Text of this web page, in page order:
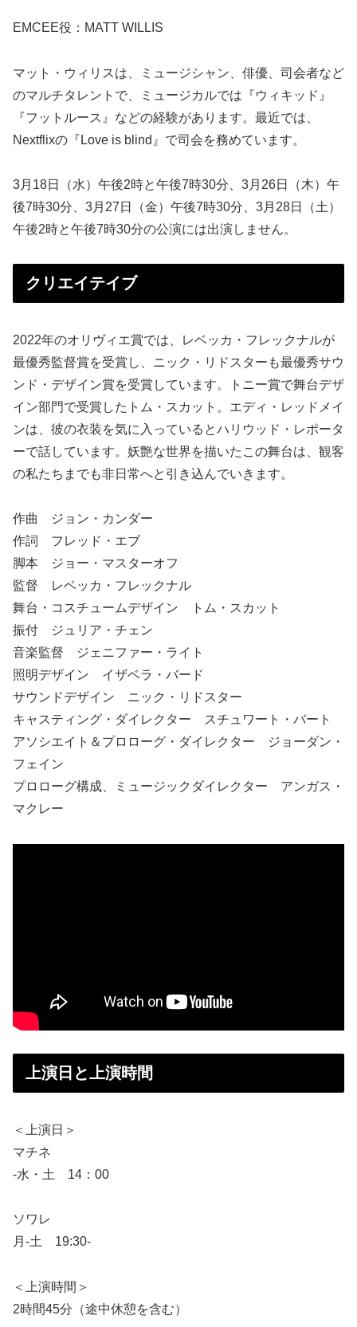
EMCEE役：MATT WILLIS
マット・ウィリスは、ミュージシャン、俳優、司会者など
のマルチタレントで、ミュージカルでは『ウィキッド』
『フットルース』などの経験があります。最近では、
Nextflixの『Love is blind』で司会を務めています。
3月18日（水）午後2時と午後7時30分、3月26日（木）午
後7時30分、3月27日（金）午後7時30分、3月28日（土）
午後2時と午後7時30分の公演には出演しません。
クリエイテイブ
2022年のオリヴィエ賞では、レベッカ・フレックナルが
最優秀監督賞を受賞し、ニック・リドスターも最優秀サウ
ンド・デザイン賞を受賞しています。トニー賞で舞台デザ
イン部門で受賞したトム・スカット。エディ・レッドメイ
ンは、彼の衣装を気に入っているとハリウッド・レポータ
ーで話しています。妖艶な世界を描いたこの舞台は、観客
の私たちまでも非日常へと引き込んでいきます。
作曲 ジョン・カンダー
作詞 フレッド・エブ
脚本 ジョー・マスターオフ
監督 レベッカ・フレックナル
舞台・コスチュームデザイン トム・スカット
振付 ジュリア・チェン
音楽監督 ジェニファー・ライト
照明デザイン イザベラ・バード
サウンドデザイン ニック・リドスター
キャスティング・ダイレクター スチュワート・バート
アソシエイト＆プロローグ・ダイレクター ジョーダン・
フェイン
プロローグ構成、ミュージックダイレクター アンガス・
マクレー
上演日と上演時間
＜上演日＞
マチネ
-水・土 14：00
ソワレ
月-土 19:30-
＜上演時間＞
2時間45分（途中休憩を含む）